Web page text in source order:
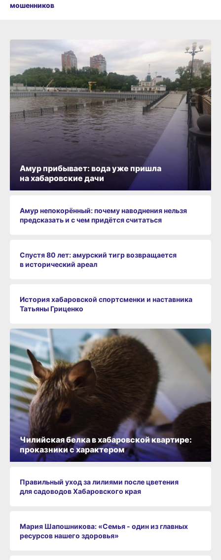
мошенников
Амур прибывает: вода уже пришла
на хабаровские дачи
Амур непокорённый: почему наводнения нельзя
предсказать и с чем придётся считаться
Спустя 80 лет: амурский тигр возвращается
в исторический ареал
История хабаровской спортсменки и наставника
Татьяны Гриценко
Правильный уход за лилиями после цветения
для садоводов Хабаровского края
Мария Шапошникова: «Семья - один из главных
ресурсов нашего здоровья»
Чилийская белка в хабаровской квартире:
проказники с характером